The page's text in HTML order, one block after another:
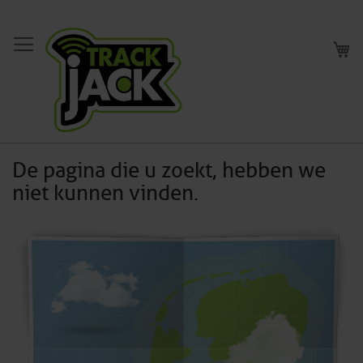
Content
De pagina die u zoekt, hebben we
niet kunnen vinden.